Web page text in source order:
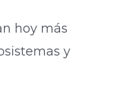
hoy más
y